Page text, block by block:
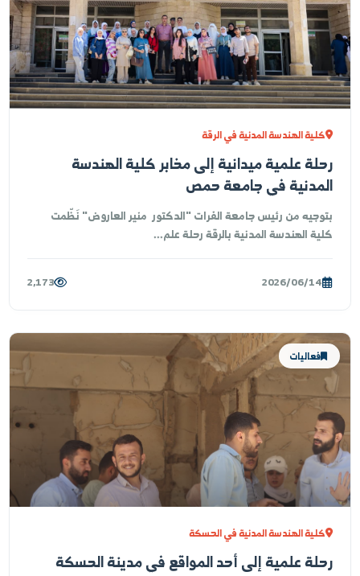
علمية لمعامل الأجبان و الالبان في قرية
لطلاب كلية الزراعة
من رئاسة جامعة الفرات وعمادة كلية الهندسة الزراعية
ورئيس قسم علوم الأغذية تم اجراء جولة علمية...
2026/06/15
أخبار الجامعة
الهندسة المدنية في الرقة
علمية ميدانية إلى مخابر كلية الهندسة
في جامعة حمص
من رئيس جامعة الفرات "الدكتور منير العاروض" نَظّمت
الهندسة المدنية بالرقة رحلة علم...